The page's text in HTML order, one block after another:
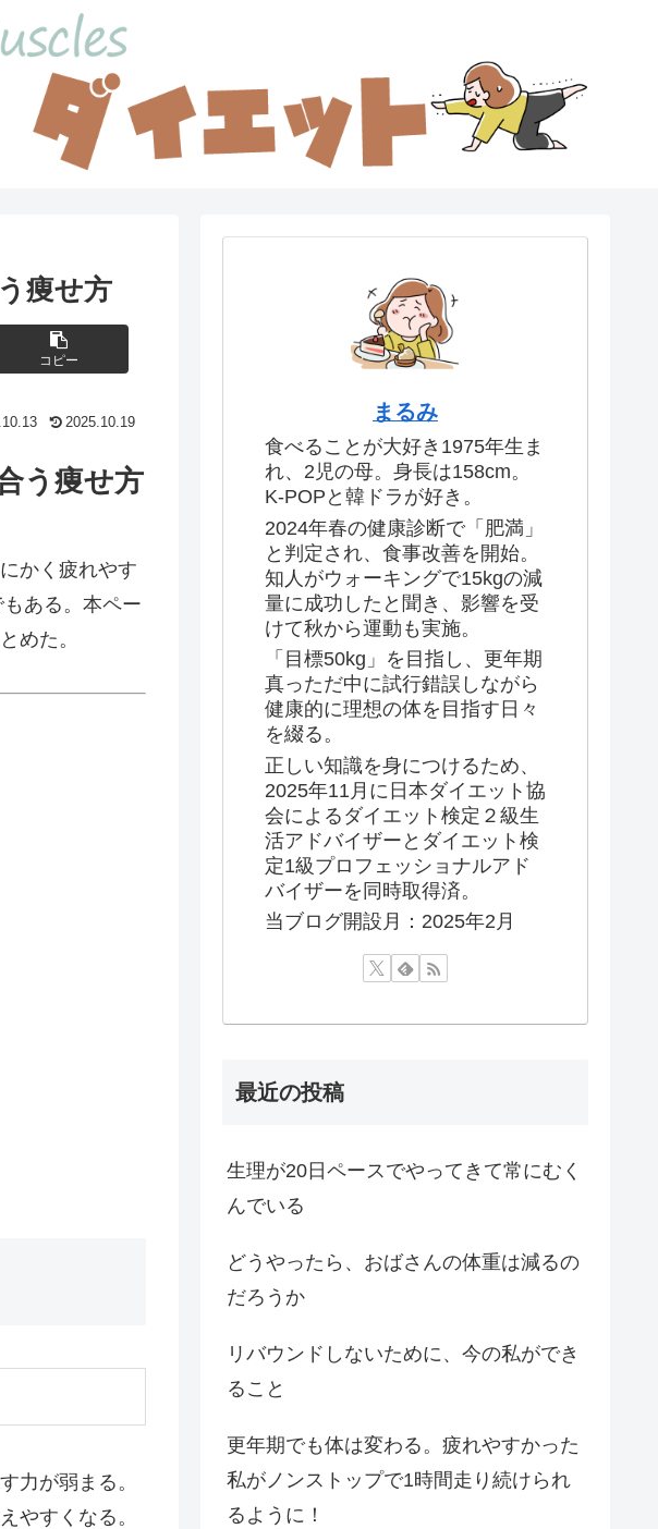
痩せ方
コピー
2025.10.19
う痩せ方
かく疲れやす
ある。本ペー
めた。
力が弱まる。
やすくなる。
まるみ
食べることが大好き1975年生ま
れ、2児の母。身長は158cm。
K-POPと韓ドラが好き。
2024年春の健康診断で「肥満」
と判定され、食事改善を開始。
知人がウォーキングで15kgの減
量に成功したと聞き、影響を受
けて秋から運動も実施。
「目標50kg」を目指し、更年期
真っただ中に試行錯誤しながら
健康的に理想の体を目指す日々
を綴る。
正しい知識を身につけるため、
2025年11月に日本ダイエット協
会によるダイエット検定２級生
活アドバイザーとダイエット検
定1級プロフェッショナルアド
バイザーを同時取得済。
当ブログ開設月：2025年2月
最近の投稿
生理が20日ペースでやってきて常にむく
んでいる
どうやったら、おばさんの体重は減るの
だろうか
リバウンドしないために、今の私ができ
ること
更年期でも体は変わる。疲れやすかった
私がノンストップで1時間走り続けられ
るように！